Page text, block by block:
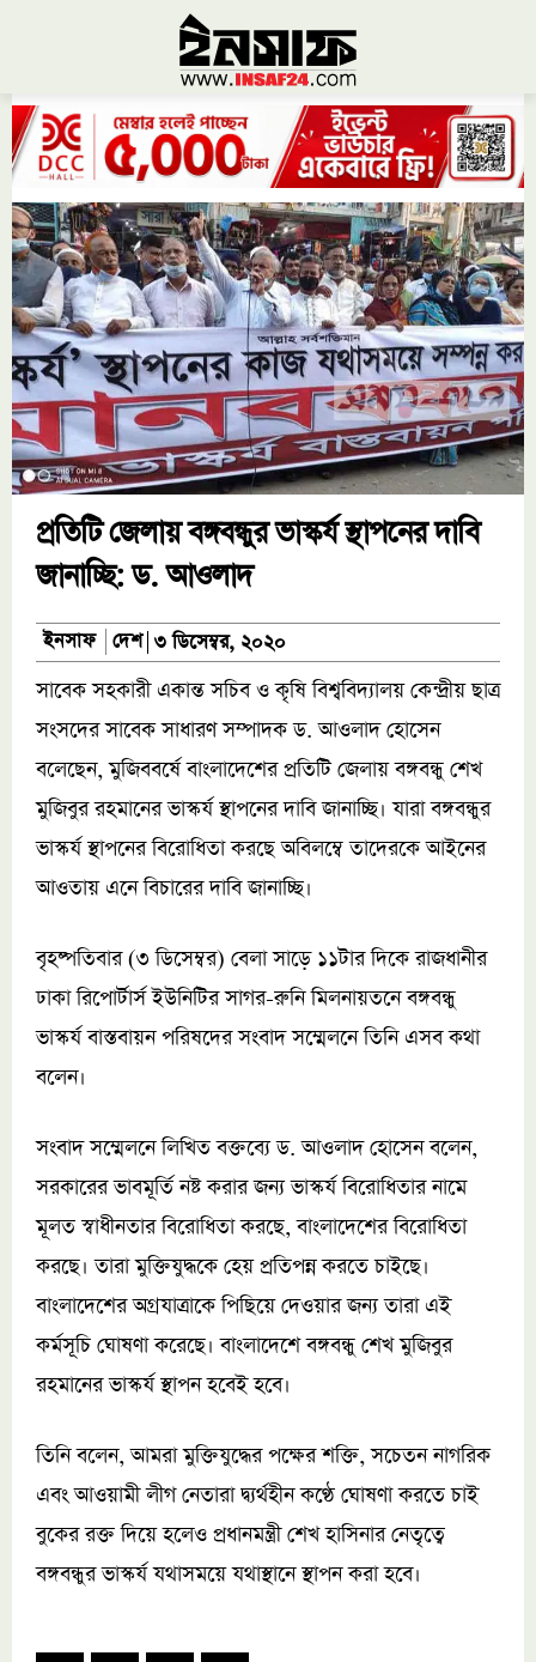
প্রতিটি জেলায় বঙ্গবন্ধুর ভাস্কর্য স্থাপনের দাবি
জানাচ্ছি: ড. আওলাদ
ইনসাফ দেশ ৩ ডিসেম্বর, ২০২০
সাবেক সহকারী একান্ত সচিব ও কৃষি বিশ্ববিদ্যালয় কেন্দ্রীয় ছাত্র
সংসদের সাবেক সাধারণ সম্পাদক ড. আওলাদ হোসেন
বলেছেন, মুজিববর্ষে বাংলাদেশের প্রতিটি জেলায় বঙ্গবন্ধু শেখ
মুজিবুর রহমানের ভাস্কর্য স্থাপনের দাবি জানাচ্ছি। যারা বঙ্গবন্ধুর
ভাস্কর্য স্থাপনের বিরোধিতা করছে অবিলম্বে তাদেরকে আইনের
আওতায় এনে বিচারের দাবি জানাচ্ছি।
বৃহষ্পতিবার (৩ ডিসেম্বর) বেলা সাড়ে ১১টার দিকে রাজধানীর
ঢাকা রিপোর্টার্স ইউনিটির সাগর-রুনি মিলনায়তনে বঙ্গবন্ধু
ভাস্কর্য বাস্তবায়ন পরিষদের সংবাদ সম্মেলনে তিনি এসব কথা
বলেন।
সংবাদ সম্মেলনে লিখিত বক্তব্যে ড. আওলাদ হোসেন বলেন,
সরকারের ভাবমূর্তি নষ্ট করার জন্য ভাস্কর্য বিরোধিতার নামে
মূলত স্বাধীনতার বিরোধিতা করছে, বাংলাদেশের বিরোধিতা
করছে। তারা মুক্তিযুদ্ধকে হেয় প্রতিপন্ন করতে চাইছে।
বাংলাদেশের অগ্রযাত্রাকে পিছিয়ে দেওয়ার জন্য তারা এই
কর্মসূচি ঘোষণা করেছে। বাংলাদেশে বঙ্গবন্ধু শেখ মুজিবুর
রহমানের ভাস্কর্য স্থাপন হবেই হবে।
তিনি বলেন, আমরা মুক্তিযুদ্ধের পক্ষের শক্তি, সচেতন নাগরিক
এবং আওয়ামী লীগ নেতারা দ্ব্যর্থহীন কণ্ঠে ঘোষণা করতে চাই
বুকের রক্ত দিয়ে হলেও প্রধানমন্ত্রী শেখ হাসিনার নেতৃত্বে
বঙ্গবন্ধুর ভাস্কর্য যথাসময়ে যথাস্থানে স্থাপন করা হবে।